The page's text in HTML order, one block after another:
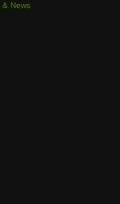
& News